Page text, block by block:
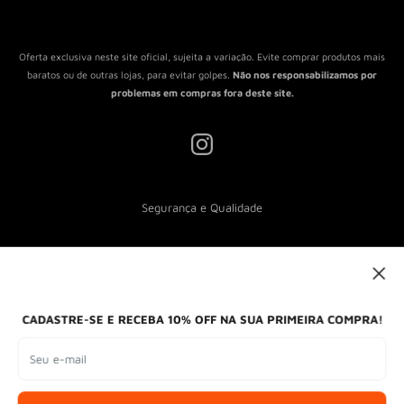
CADASTRE-SE E RECEBA 10% OFF NA SUA PRIMEIRA COMPRA!
Seu e-mail
Termos de Serviço
Oferta exclusiva neste site oficial, sujeita a variação. Evite comprar produtos mais
baratos ou de outras lojas, para evitar golpes. Não nos responsabilizamos por
problemas em compras fora deste site.
Segurança e Qualidade